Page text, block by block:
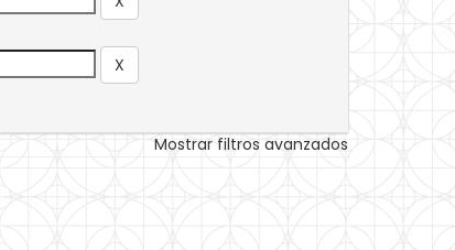
Mostrar filtros avanzados